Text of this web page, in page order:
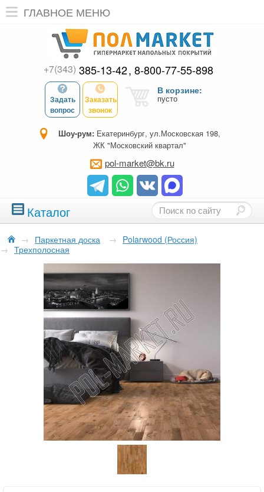
ГЛАВНОЕ МЕНЮ
+7(343) 385-13-42 8-800-77-55-898
Задать
вопрос
Заказать
звонок
В корзине:
пусто
Шоу-рум: Екатеринбург, ул.Московская 198,
ЖК "Московский квартал"
pol-market@bk.ru
Каталог
→ Паркетная доска → Polarwood (Россия)
→ Трехполосная